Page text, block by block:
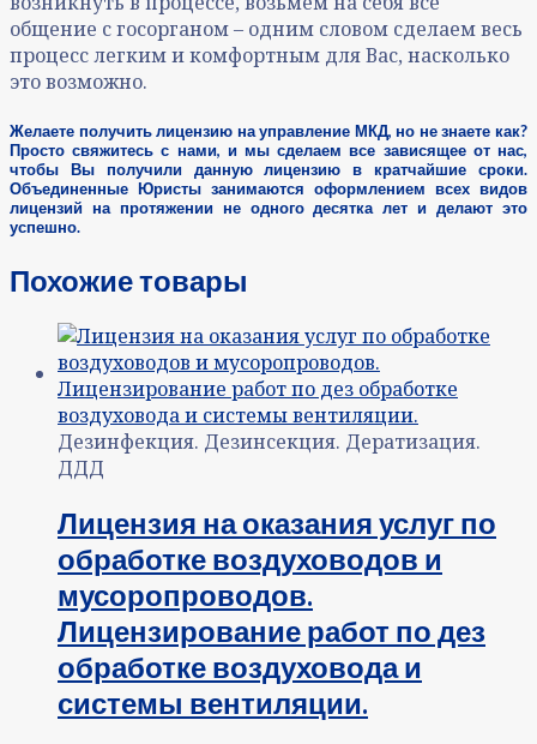
общение с госорганом – одним словом сделаем весь
процесс легким и комфортным для Вас, насколько
это возможно.
Желаете получить лицензию на управление МКД, но не знаете как?
Просто свяжитесь с нами, и мы сделаем все зависящее от нас,
чтобы Вы получили данную лицензию в кратчайшие сроки.
Объединенные Юристы занимаются оформлением всех видов
лицензий на протяжении не одного десятка лет и делают это
успешно.
Похожие товары
Дезинфекция. Дезинсекция. Дератизация.
ДДД
Лицензия на оказания услуг по
обработке воздуховодов и
мусоропроводов.
Лицензирование работ по дез
обработке воздуховода и
системы вентиляции.